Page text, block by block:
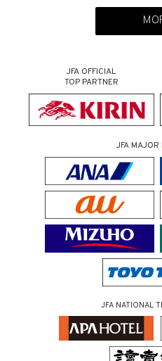
JFA OFFICIAL
TOP PARTNER
JFA MAJOR
JFA NATIONAL